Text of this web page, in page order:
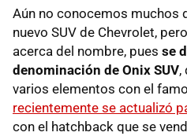
Aún no conocemos muchos
nuevo SUV de Chevrolet,
acerca del nombre, pues se
denominación de Onix SUV,
varios elementos con el
recientemente se actualizó
con el hatchback que se